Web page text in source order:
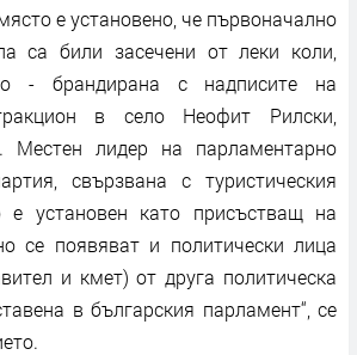
е установено, че първоначално
са били засечени от леки коли,
- брандирана с надписите на
в село Неофит Рилски,
Местен лидер на парламентарно
свързвана с туристическия
е установен като присъстващ на
се появяват и политически лица
и кмет) от друга политическа
в българския парламент“, се